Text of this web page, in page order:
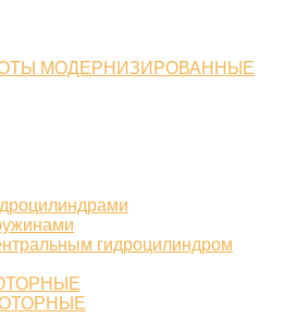
МОДЕРНИЗИРОВАННЫЕ
гидроцилиндром